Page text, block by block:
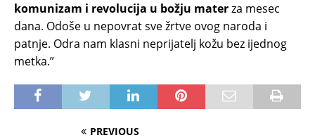
komunizam i revolucija u božju materza mesec
dana. Odoše u nepovrat sve žrtve ovog naroda i
patnje. Odra nam klasni neprijatelj kožu bez ijednog
metka.”
PREVIOUS